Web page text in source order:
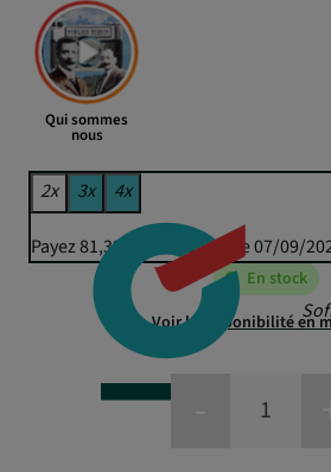
Qui sommes
nous
2x 3x 4x
Payez 81,32 € puis 79,95 € le 07/09/
En stock
Voir la disponibilité en